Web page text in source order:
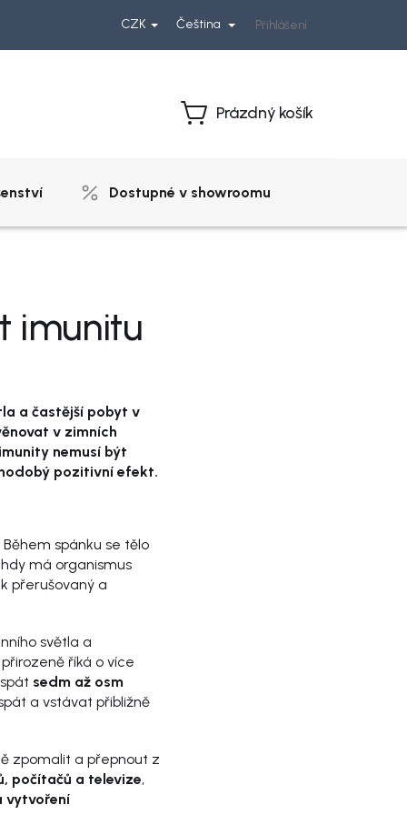
CZK Čeština Přihlášení
Nákupní
Prázdný košík
Dostupné v showroomu
imunitu
a častější pobyt v
v zimních
nemusí být
pozitivní efekt.
spánku se tělo
má organismus
přerušovaný a
světla a
říká o více
sedm až osm
a vstávat přibližně
zpomalit a přepnout z
počítačů a televize,
vytvoření